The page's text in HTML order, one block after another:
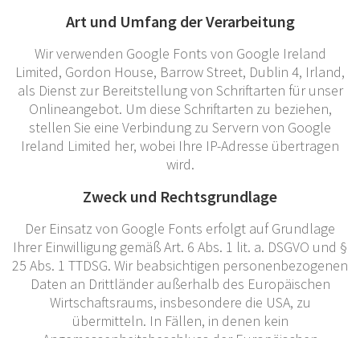
Art und Umfang der Verarbeitung
Wir verwenden Google Fonts von Google Ireland
Limited, Gordon House, Barrow Street, Dublin 4, Irland,
als Dienst zur Bereitstellung von Schriftarten für unser
Onlineangebot. Um diese Schriftarten zu beziehen,
stellen Sie eine Verbindung zu Servern von Google
Ireland Limited her, wobei Ihre IP-Adresse übertragen
wird.
Zweck und Rechtsgrundlage
Der Einsatz von Google Fonts erfolgt auf Grundlage
Ihrer Einwilligung gemäß Art. 6 Abs. 1 lit. a. DSGVO und §
25 Abs. 1 TTDSG. Wir beabsichtigen personenbezogenen
Daten an Drittländer außerhalb des Europäischen
Wirtschaftsraums, insbesondere die USA, zu
übermitteln. In Fällen, in denen kein